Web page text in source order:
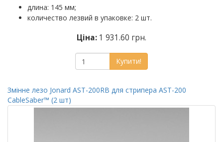
длина: 145 мм;
количество лезвий в упаковке: 2 шт.
Ціна: 1 931.60 грн.
Купити!
Змінне лезо Jonard AST-200RB для стрипера AST-200
CableSaber™ (2 шт)